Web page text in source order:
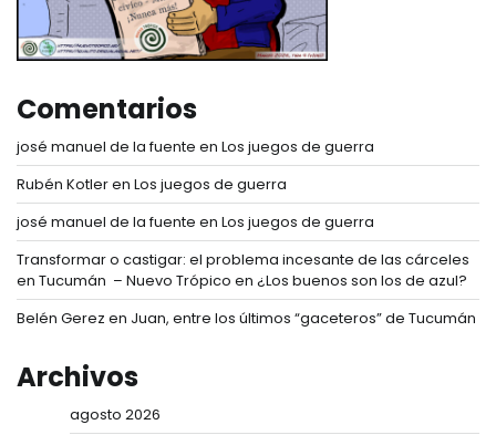
Comentarios
josé manuel de la fuente en Los juegos de guerra
Rubén Kotleren Los juegos de guerra
josé manuel de la fuente en Los juegos de guerra
Transformar o castigar: el problema incesante de las cárceles
en Tucumán – Nuevo Trópico en ¿Los buenos son los de azul?
Belén Gerez en Juan, entre los últimos “gaceteros” de Tucumán
Archivos
agosto 2026